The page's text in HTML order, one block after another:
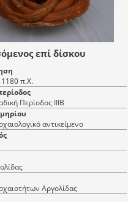
επί δίσκου
π.Χ.
Περίοδος ΙΙΙΒ
αντικείμενο
Αργολίδας